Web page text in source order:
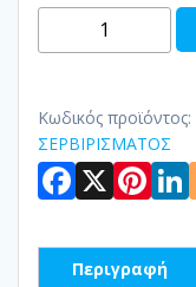
ΓΑΛΑΤΙΕΡΑ
ΠΟΡΣΕΛΑΝΗΣ
ποσότητα
Κωδικός προϊόντος:
ΣΕΡΒΙΡΙΣΜΑΤΟΣ
X
Περιγραφή